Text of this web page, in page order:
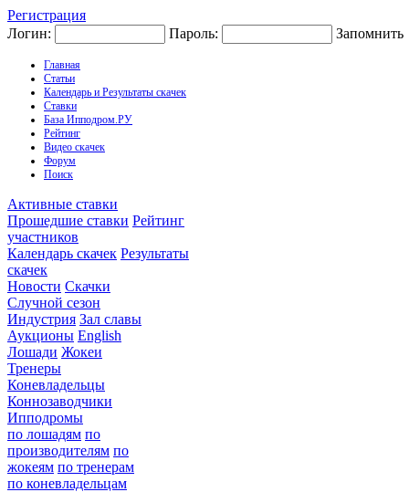
Регистрация
Логин:
Пароль: Запомнить
Главная
Статьи
Календарь и Результаты скачек
Ставки
База Ипподром.РУ
Рейтинг
Видео скачек
Форум
Поиск
Активные ставки
Прошедшие ставки Рейтинг
участников
Календарь скачек Результаты
скачек
Новости Скачки
Случной сезон
Индустрия Зал славы
Аукционы English
Лошади Жокеи
Тренеры
Коневладельцы
Коннозаводчики
Ипподромы
по лошадям по
производителям по
жокеям по тренерам
по коневладельцам